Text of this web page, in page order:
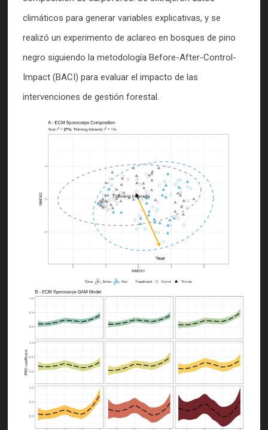
climáticos para generar variables explicativas, y se
realizó un experimento de aclareo en bosques de pino
negro siguiendo la metodología Before-After-Control-
Impact (BACI) para evaluar el impacto de las
intervenciones de gestión forestal.